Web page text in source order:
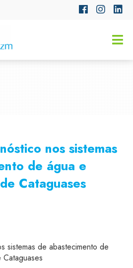
nos sistemas
de água e
Cataguases
sistemas de abastecimento de
do CISAB